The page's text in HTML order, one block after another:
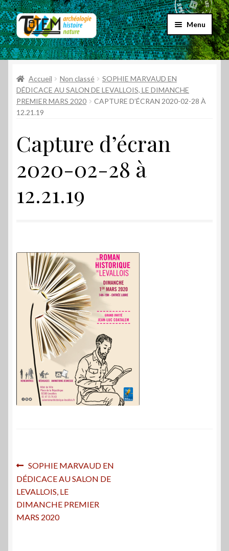
Aller
à
la
navigation
Aller
au
contenu
Menu
Accueil
Choix par genre
menu
Choix par éditeur
Ouvrir
Accueil Non classé
SOPHIE MARVAUD EN
DÉDICACE AU SALON DE LEVALLOIS, LE DIMANCHE
PREMIER MARS 2020
CAPTURE D’ÉCRAN 2020-02-28 À
12.21.19
Capture d’écran
2020-02-28 à
12.21.19
Navigation
de
l’article
Article
précédent :
SOPHIE MARVAUD EN
DÉDICACE AU SALON DE
LEVALLOIS, LE
DIMANCHE PREMIER
MARS 2020